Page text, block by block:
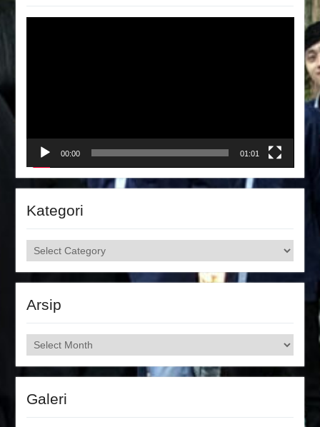
00:00 01:01
Kategori
Kategori
Arsip
Arsip
Galeri